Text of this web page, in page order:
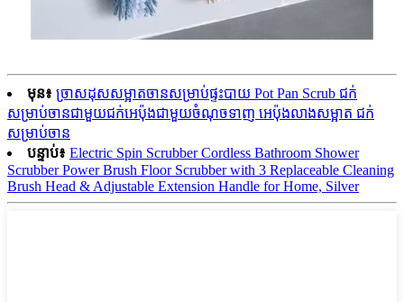
មុន៖ ច្រាសដុសសម្អាតចានសម្រាប់ផ្ទះបាយ Pot Pan Scrub ជក់
សម្រាប់ចានជាមួយជក់អេប៉ុងជាមួយចំណុចទាញ អេប៉ុងលាងសម្អាត ជក់
សម្រាប់ចាន
បន្ទាប់៖ Electric Spin Scrubber Cordless Bathroom Shower
Scrubber Power Brush Floor Scrubber with 3 Replaceable Cleaning
Brush Head & Adjustable Extension Handle for Home, Silver